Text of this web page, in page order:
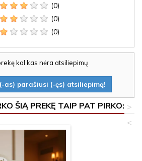
(0)
(0)
(0)
kol kas nėra atsiliepimų
as) parašiusi (-ęs) atsiliepimą!
ŠIĄ PREKĘ TAIP PAT PIRKO: >
<